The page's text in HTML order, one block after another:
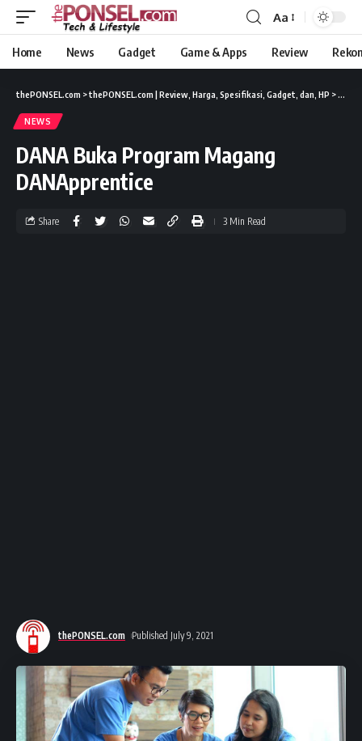
Aa
Home News Gadget Game & Apps Review
thePONSEL.com >thePONSEL.com | Review, Harga, Spesifikasi, Gadget, dan, HP > News
NEWS
DANA Buka Program Magang
DANApprentice
thePONSEL.com Published July 9, 2021
Share 3 Min Read